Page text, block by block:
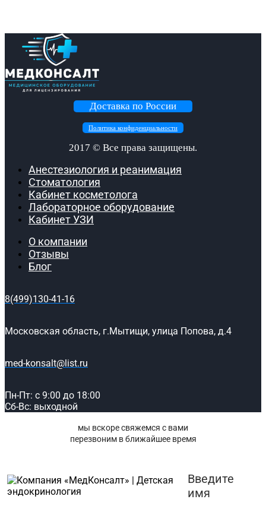
Доставка по России
Политика конфиденциальности
2017 © Все права защищены.
Анестезиология и реанимация
Стоматология
Кабинет косметолога
Лабораторное оборудование
Кабинет УЗИ
О компании
Отзывы
Блог
8(499)130-41-16
Московская область, г.Мытищи, улица Попова, д.4
med-konsalt@list.ru
Пн-Пт: с 9:00 до 18:00
Сб-Вс: выходной
мы вскоре свяжемся с вами
перезвоним в ближайшее время
Введите
имя